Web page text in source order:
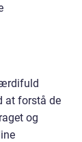
at forstå de
og